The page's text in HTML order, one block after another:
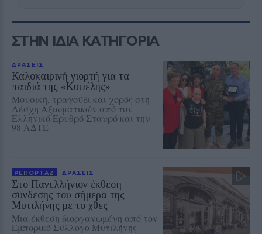
ΣΤΗΝ ΙΔΙΑ ΚΑΤΗΓΟΡΙΑ
ΔΡΑΣΕΙΣ
Καλοκαιρινή γιορτή για τα
παιδιά της «Κυψέλης»
Μουσική, τραγούδι και χορός στη
Λέσχη Αξιωματικών από τον
Ελληνικό Ερυθρό Σταυρό και την
98 ΑΔΤΕ
ΡΕΠΟΡΤΑΖ ΔΡΑΣΕΙΣ
Στο Πανελλήνιον έκθεση
σύνδεσης του σήμερα της
Μυτιλήνης με το χθες
Μια έκθεση διοργανωμένη από τον
Εμπορικό Σύλλογο Μυτιλήνης